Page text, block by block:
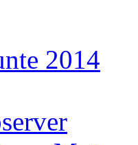
2014